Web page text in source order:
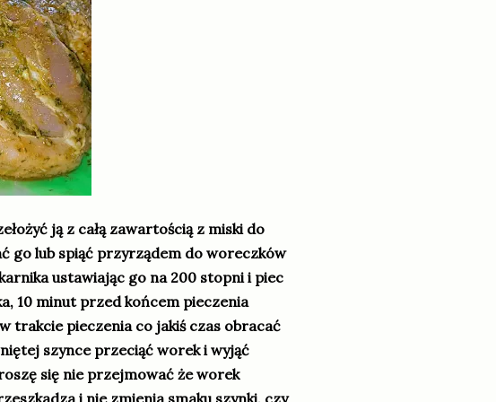
ją z całą zawartością z miski do
go lub spiąć przyrządem do woreczków
ustawiając go na 200 stopni i piec
10 minut przed końcem pieczenia
trakcie pieczenia co jakiś czas obracać
szynce przeciąć worek i wyjąć
się nie przejmować że worek
i nie zmienia smaku szynki, czy